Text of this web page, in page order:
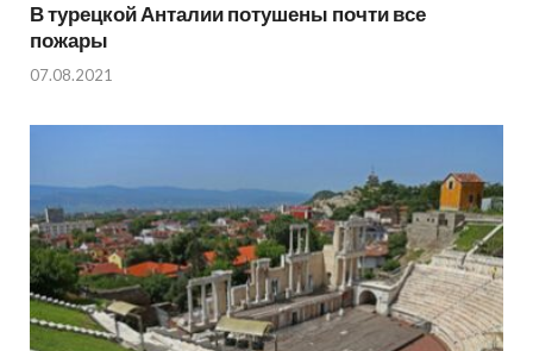
В турецкой Анталии потушены почти все
пожары
07.08.2021